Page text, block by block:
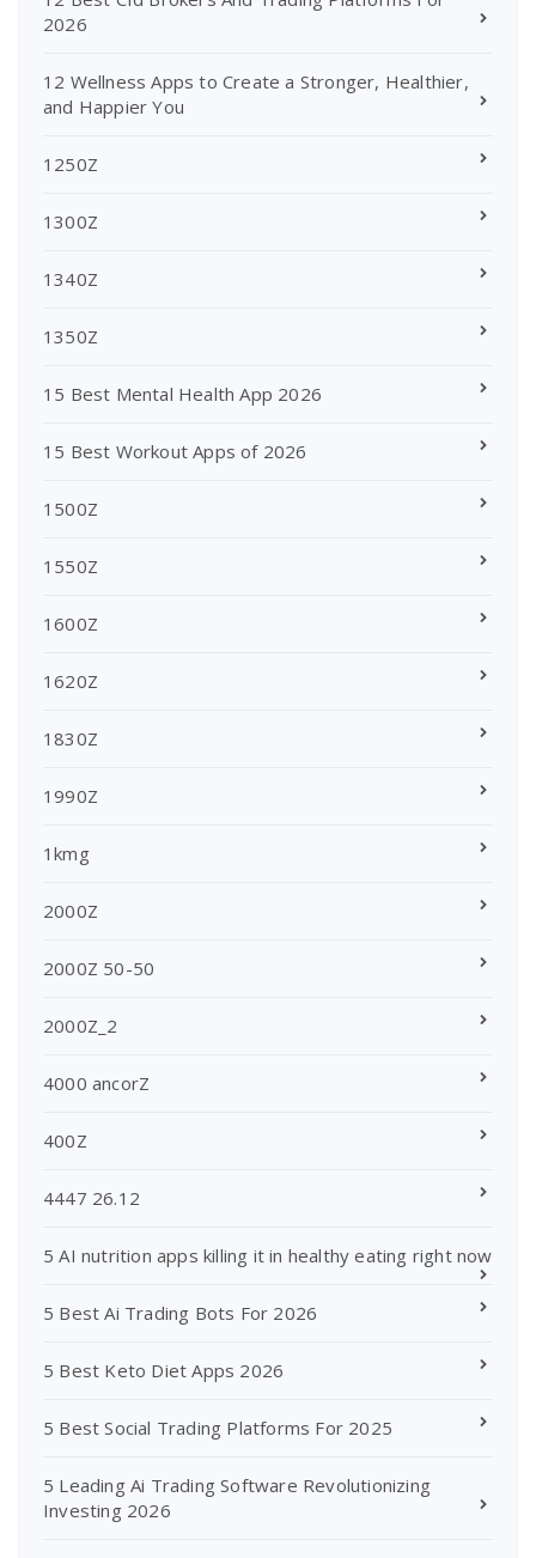
2026
12 Wellness Apps to Create a Stronger, Healthier,
and Happier You
1250Z
1300Z
1340Z
1350Z
15 Best Mental Health App 2026
15 Best Workout Apps of 2026
1500Z
1550Z
1600Z
1620Z
1830Z
1990Z
1kmg
2000Z
2000Z 50-50
2000Z_2
4000 ancorZ
400Z
4447 26.12
5 AI nutrition apps killing it in healthy eating right now
5 Best Ai Trading Bots For 2026
5 Best Keto Diet Apps 2026
5 Best Social Trading Platforms For 2025
5 Leading Ai Trading Software Revolutionizing
Investing 2026